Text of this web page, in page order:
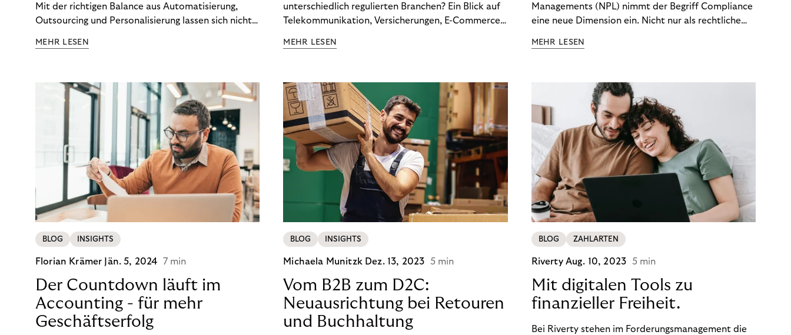
Mit der richtigen Balance aus Automatisierung,
Outsourcing und Personalisierung lassen sich nicht
Ergebnisse sichern. Riverty zeigt, wie Recovery-
MEHR LESEN
unterschiedlich regulierten Branchen? Ein Blick auf
Telekommunikation, Versicherungen, E-Commerce
wirksam reduzieren will, braucht keine
MEHR LESEN
Managements (NPL) nimmt der Begriff Compliance
eine neue Dimension ein. Nicht nur als rechtliche
Wettbewerbsvorteil. In einem Umfeld steigender
(DSGVO) – geraten viele Unternehmen an die
Grenzen traditioneller Compliance-Mechanismen.
MEHR LESEN
BLOG INSIGHTS
Florian Krämer Jän. 5, 2024 7 min
Der Countdown läuft im
Accounting - für mehr
Geschäftserfolg
BLOG INSIGHTS
Michaela Munitzk Dez. 13, 2023 5 min
Vom B2B zum D2C:
Neuausrichtung bei Retouren
und Buchhaltung
BLOG ZAHLARTEN
Riverty Aug. 10, 2023 5 min
Mit digitalen Tools zu
finanzieller Freiheit.
Bei Riverty stehen im Forderungsmanagement die